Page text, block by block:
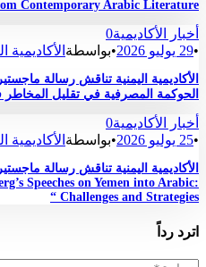
Contemporary Arabic Literature “
أخبار الأكاديمية0
•29 يوليو 2026 •بواسطة الأكاديمية
الأكاديمية اليمنية تناقش رسالة
الحوكمة المصرفية في تقليل
أخبار الأكاديمية0
•25 يوليو 2026 •بواسطة الأكاديمية
Speeches on Yemen into Arabic:
Challenges and Strategies “
اترد رداً